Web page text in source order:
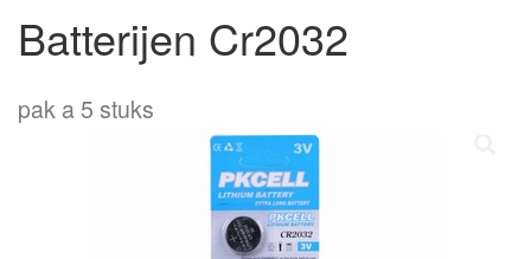
Batterijen Cr2032
pak a 5 stuks